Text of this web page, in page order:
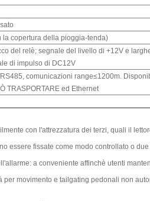
la copertura della pioggia-tenda)
del relè; segnale del livello di +12V e
di impulso di DC12V
comunicazioni range≤1200m.
TRASPORTARE ed Ethernet
con l'attrezzatura dei terzi, quali il
essere fissate come modo controllato o
a conveniente affinchè utenti
per movimento e tailgating pedonali non